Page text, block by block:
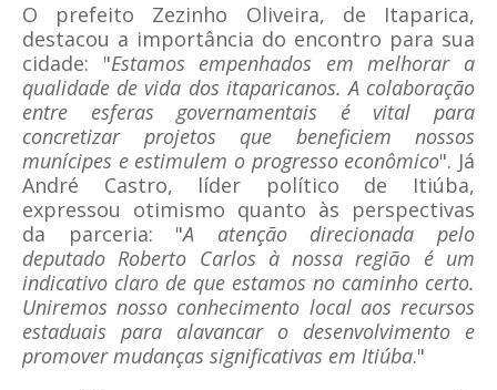
O prefeito Zezinho Oliveira, de Itaparica,
destacou a importância do encontro para sua
cidade: "Estamos empenhados em melhorar a
qualidade de vida dos itaparicanos. A colaboração
entre esferas governamentais é vital para
concretizar projetos que beneficiem nossos
munícipes e estimulem o progresso econômico". Já
André Castro, líder político de Itiúba,
expressou otimismo quanto às perspectivas
da parceria: "A atenção direcionada pelo
deputado Roberto Carlos à nossa região é um
indicativo claro de que estamos no caminho certo.
Uniremos nosso conhecimento local aos recursos
estaduais para alavancar o desenvolvimento e
promover mudanças significativas em Itiúba."